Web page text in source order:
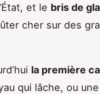
et le bris de
cher sur des
la première
qui lâche, ou